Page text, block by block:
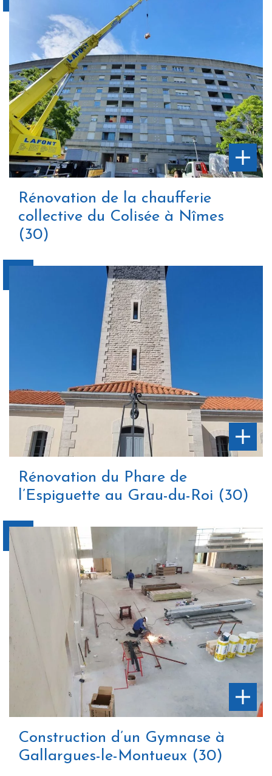
Rénovation de la chaufferie
collective du Colisée à Nîmes
(30)
Rénovation du Phare de
l’Espiguette au Grau-du-Roi (30)
Construction d’un Gymnase à
Gallargues-le-Montueux (30)